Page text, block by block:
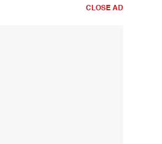
CLOSE AD